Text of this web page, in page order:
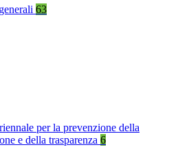
63
per la prevenzione della
e della trasparenza 6